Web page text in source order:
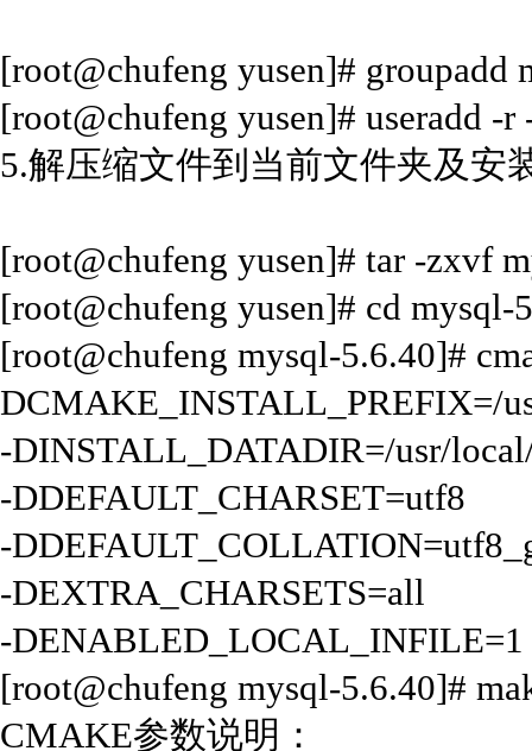
[root@chufeng yusen]# groupadd
[root@chufeng yusen]# useradd -
5.解压缩文件到当前文件夹及安
[root@chufeng yusen]# tar -zxvf
[root@chufeng yusen]# cd mysql-
[root@chufeng mysql-5.6.40]#
DCMAKE_INSTALL_PREFIX=/
-DINSTALL_DATADIR=/usr/
-DDEFAULT_CHARSET=utf8
-
-DEXTRA_CHARSETS=all
-DENABLED_LOCAL_INFILE=1
[root@chufeng mysql-5.6.40]#
CMAKE参数说明：